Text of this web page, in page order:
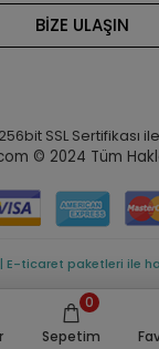
BİZE ULAŞIN
SSL Sertifikası
© 2024 Tüm
Sepetim
0
E-ticaret paketleri ile